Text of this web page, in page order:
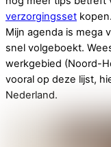
verzorgingsset kopen.
Mijn agenda is mega
snel volgeboekt.
werkgebied (Noord-
vooral op deze lijst,
Nederland.